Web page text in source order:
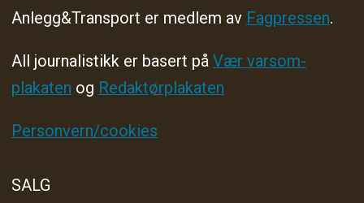
Anlegg&Transport er medlem av Fagpressen.
All journalistikk er basert på Vær varsom-
plakaten og Redaktørplakaten
Personvern/cookies
SALG